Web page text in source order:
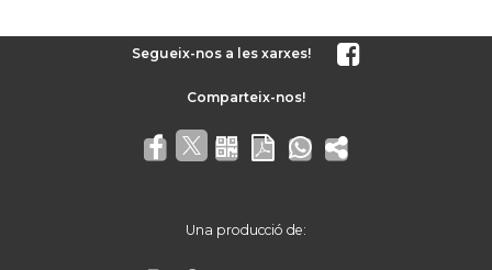
Segueix-nos a les xarxes!
Una producció de: